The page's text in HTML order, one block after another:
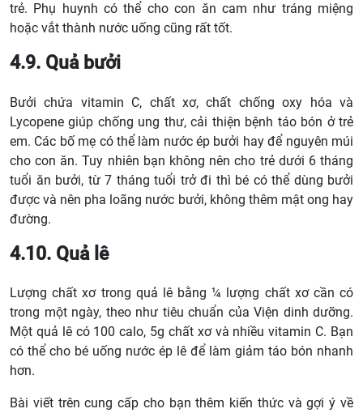
trẻ. Phụ huynh có thể cho con ăn cam như tráng miệng
hoặc vắt thành nước uống cũng rất tốt.
4.9. Quả bưởi
Bưởi chứa vitamin C, chất xơ, chất chống oxy hóa và
Lycopene giúp chống ung thư, cải thiện bệnh táo bón ở trẻ
em. Các bố mẹ có thể làm nước ép bưởi hay để nguyên múi
cho con ăn. Tuy nhiên bạn không nên cho trẻ dưới 6 tháng
tuổi ăn bưởi, từ 7 tháng tuổi trở đi thì bé có thể dùng bưởi
được và nên pha loãng nước bưởi, không thêm mật ong hay
đường.
4.10. Quả lê
Lượng chất xơ trong quả lê bằng ¼ lượng chất xơ cần có
trong một ngày, theo như tiêu chuẩn của Viện dinh dưỡng.
Một quả lê có 100 calo, 5g chất xơ và nhiều vitamin C. Bạn
có thể cho bé uống nước ép lê để làm giảm táo bón nhanh
hơn.
Bài viết trên cung cấp cho bạn thêm kiến thức và gợi ý về